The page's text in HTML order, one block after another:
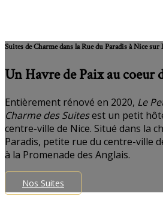
Suites de Charme dans la Rue du Paradis à Nice
Un Havre de Paix au coeur
Entièrement rénové en 2020, Le
Charme des Suitesest un petit
centre-ville de Nice. Situé dans la
Paradis, petite rue du centre-ville
à la Promenade des Anglais.
Nos Suites